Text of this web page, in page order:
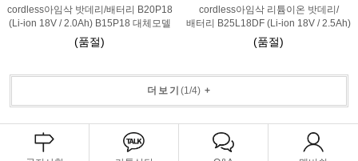
cordless아임삭 밧데리/배터리 B20P18
(Li-ion 18V / 2.0Ah) B15P18 대체모델
(품절)
cordless아임삭 리튬이온 밧데리/
배터리 B25L18DF (Li-ion 18V / 2.5Ah)
(품절)
더보기 (1/4)+